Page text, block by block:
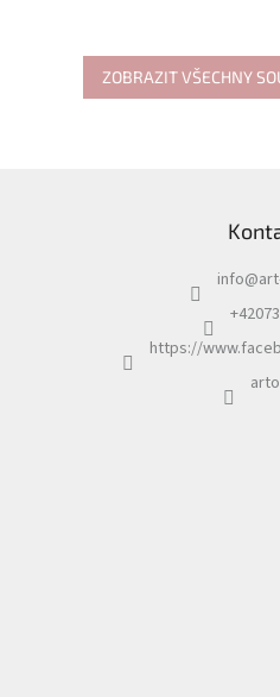
transparentní pečetění květin,
zlatých plátků nebo pro čištění
tavné pistole po předchozím
pistoli tak i na tavné lžíci.
ZOBRAZIT VŠECHNY
info@
https://